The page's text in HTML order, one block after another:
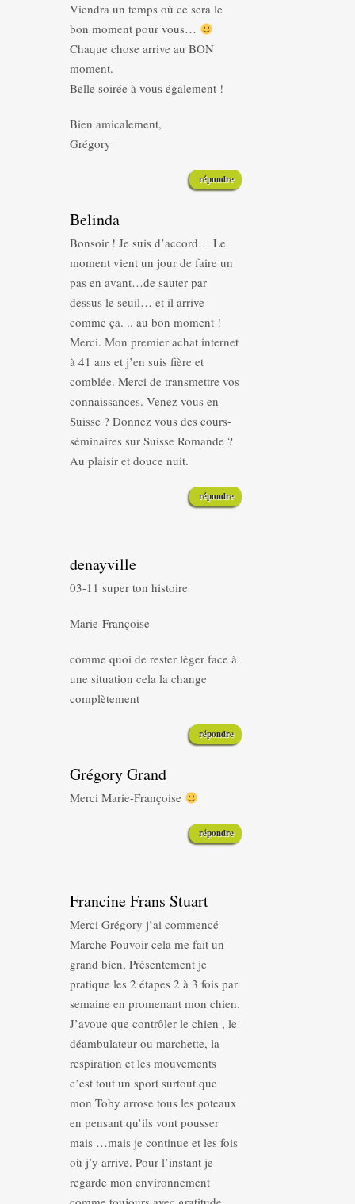
Viendra un temps où ce sera le
bon moment pour vous…
Chaque chose arrive au BON
moment.
Belle soirée à vous également !
Bien amicalement,
Grégory
répondre
Belinda
Bonsoir ! Je suis d’accord… Le
moment vient un jour de faire un
pas en avant…de sauter par
dessus le seuil… et il arrive
comme ça. .. au bon moment !
Merci. Mon premier achat internet
à 41 ans et j’en suis fière et
comblée. Merci de transmettre vos
connaissances. Venez vous en
Suisse ? Donnez vous des cours-
séminaires sur Suisse Romande ?
Au plaisir et douce nuit.
répondre
denayville
03-11 super ton histoire
Marie-Françoise
comme quoi de rester léger face à
une situation cela la change
complètement
répondre
Grégory Grand
Merci Marie-Françoise
répondre
Francine Frans Stuart
Merci Grégory j’ai commencé
Marche Pouvoir cela me fait un
grand bien, Présentement je
pratique les 2 étapes 2 à 3 fois par
semaine en promenant mon chien.
J’avoue que contrôler le chien , le
déambulateur ou marchette, la
respiration et les mouvements
c’est tout un sport surtout que
mon Toby arrose tous les poteaux
en pensant qu’ils vont pousser
mais …mais je continue et les fois
où j’y arrive. Pour l’instant je
regarde mon environnement